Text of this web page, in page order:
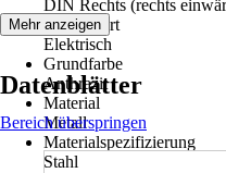
DIN Rechts (rechts
Antriebsart
Elektrisch
Grundfarbe
Anthrazit
Material
Metall
Materialspezifizierung
Stahl
Mehr anzeigen
Datenblätter
Bereich überspringen